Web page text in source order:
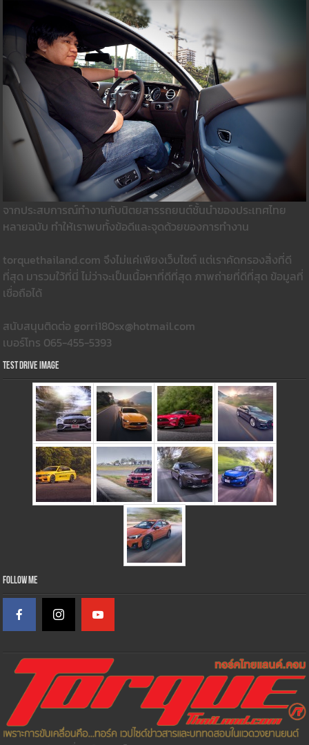
จากประสบการณ์ทำงานกับนิตยสารรถยนต์ชั้นนำของประเทศไทย
หลายฉบับ ทำให้เราพบทั้งข้อดีและจุดด้วยของการทำงาน
torquethailand.com จึงไม่แค่เพียงเว็บไซต์ แต่เราคัดกรองสิ่งที่ดี
ที่สุด มารวมใว้ที่นี่ ไม่ว่าจะเป็นเนื้อหาที่ดีที่สุด ภาพถ่ายที่ดีที่สุด ข้อมูลที่
เชื่อถือได้
สนับสนุนติดต่อ gorri180sx@hotmail.com
เบอร์โทร 065-455-5393
Test Drive Image
Follow Me